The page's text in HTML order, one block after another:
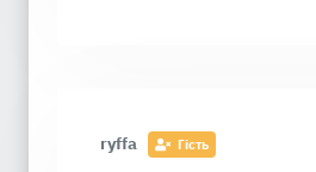
ryffa Гість